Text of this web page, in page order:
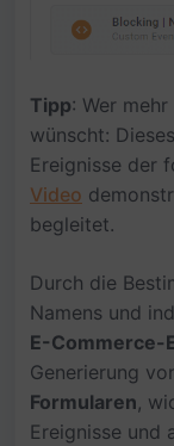
Tipp: Wer
wünscht:
Ereignisse der
Video
begleitet.
Durch die
Namens und
E-Commerce-
Generierung
Formularen,
Ereignisse und